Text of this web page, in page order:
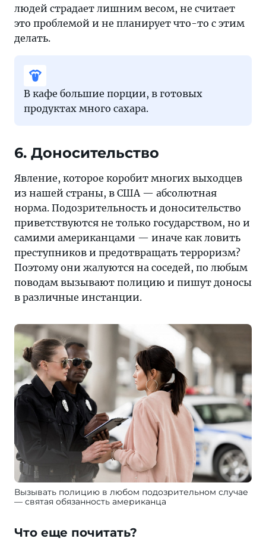
людей страдает лишним весом, не считает
это проблемой и не планирует что-то с этим
делать.
В кафе большие порции, в готовых
продуктах много сахара.
6. Доносительство
Явление, которое коробит многих выходцев
из нашей страны, в США — абсолютная
норма. Подозрительность и доносительство
приветствуются не только государством, но и
самими американцами — иначе как ловить
преступников и предотвращать терроризм?
Поэтому они жалуются на соседей, по любым
поводам вызывают полицию и пишут доносы
в различные инстанции.
Вызывать полицию в любом подозрительном случае
— святая обязанность американца
Что еще почитать?